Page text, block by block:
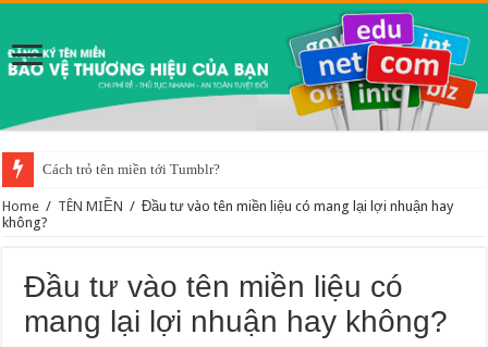
Cách trỏ tên miền tới Tumblr?
Tên miền .tech là gì? Ưu điểm của tên miền này?
Home / TÊN MIỀN / Đầu tư vào tên miền liệu có mang lại lợi nhuận hay
không?
Đầu tư vào tên miền liệu có
mang lại lợi nhuận hay không?